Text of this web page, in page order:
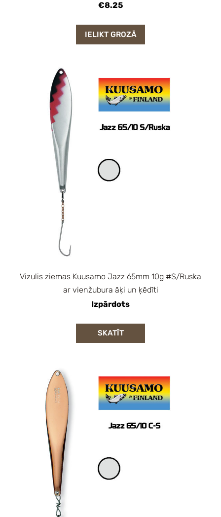
€8.25
IELIKT GROZĀ
Vizulis ziemas Kuusamo Jazz 65mm 10g #S/Ruska
ar vienžubura āķi un ķēdīti
Izpārdots
SKATĪT